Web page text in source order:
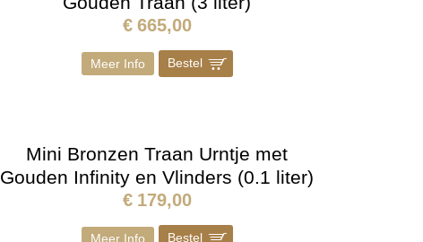
€ 665,00
Meer Info Bestel ]
Mini Bronzen Traan Urntje met
Gouden Infinity en Vlinders (0.1 liter)
€ 179,00
Meer Info Bestel ]